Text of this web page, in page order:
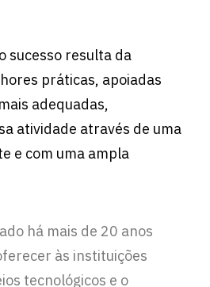
sucesso resulta da
práticas, apoiadas
adequadas,
atividade através de uma
e com uma ampla
há mais de 20 anos
às instituições
tecnológicos e o